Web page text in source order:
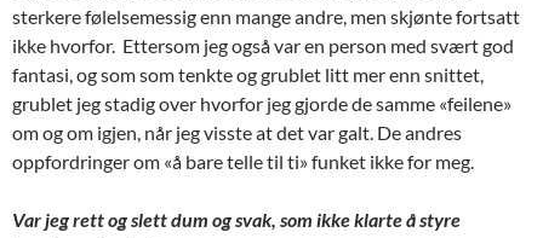
sterkere følelsemessig enn mange andre, men skjønte fortsatt
ikke hvorfor. Ettersom jeg også var en person med svært god
fantasi, og som som tenkte og grublet litt mer enn snittet,
grublet jeg stadig over hvorfor jeg gjorde de samme «feilene»
om og om igjen, når jeg visste at det var galt. De andres
oppfordringer om «å bare telle til ti» funket ikke for meg.
Var jeg rett og slett dum og svak, som ikke klarte å styre